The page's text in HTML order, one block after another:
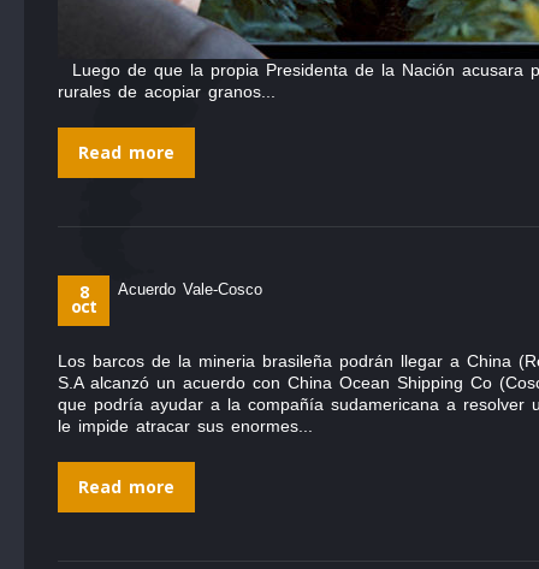
Luego de que la propia Presidenta de la Nación acusara
rurales de acopiar granos...
Read more
8
oct
Acuerdo Vale-Cosco
Los barcos de la mineria brasileña podrán llegar a China
S.A alcanzó un acuerdo con China Ocean Shipping Co
que podría ayudar a la compañía sudamericana a resolver
le impide atracar sus enormes...
Read more